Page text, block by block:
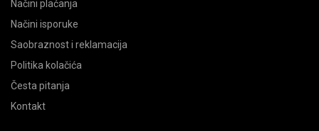
Načini plaćanja
Načini isporuke
Saobraznost i reklamacija
Politika kolačića
Česta pitanja
Kontakt